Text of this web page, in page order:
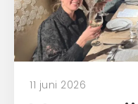
11 juni 2026